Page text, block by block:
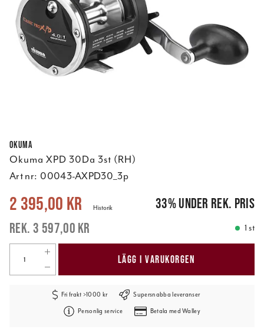
Okuma
Okuma XPD 30Da 3st (RH)
Art nr: 00043-AXPD30_3p
Nuvarande pris: 2 395,00 kr 3 597,00 kr
2 395,00 kr
3 597,00 kr
Historik 33%under rek. pris
1 st
LÄGG I VARUKORGEN
Fri frakt >1000 kr Supersnabba leveranser
Personlig service Betala med Walley